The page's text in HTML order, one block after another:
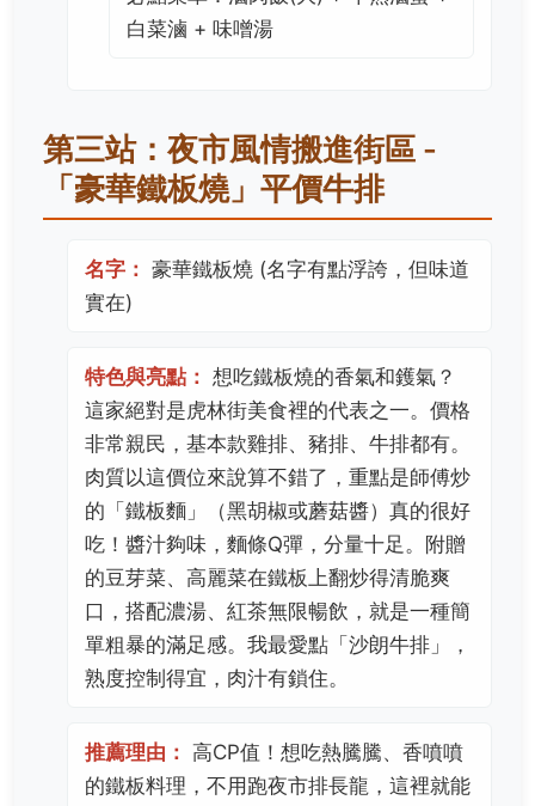
白菜滷 + 味噌湯
第三站：夜市風情搬進街區 -
「豪華鐵板燒」平價牛排
名字： 豪華鐵板燒 (名字有點浮誇，但味道
實在)
特色與亮點： 想吃鐵板燒的香氣和鑊氣？
這家絕對是虎林街美食裡的代表之一。價格
非常親民，基本款雞排、豬排、牛排都有。
肉質以這價位來說算不錯了，重點是師傅炒
的「鐵板麵」（黑胡椒或蘑菇醬）真的很好
吃！醬汁夠味，麵條Q彈，分量十足。附贈
的豆芽菜、高麗菜在鐵板上翻炒得清脆爽
口，搭配濃湯、紅茶無限暢飲，就是一種簡
單粗暴的滿足感。我最愛點「沙朗牛排」，
熟度控制得宜，肉汁有鎖住。
推薦理由： 高CP值！想吃熱騰騰、香噴噴
的鐵板料理，不用跑夜市排長龍，這裡就能